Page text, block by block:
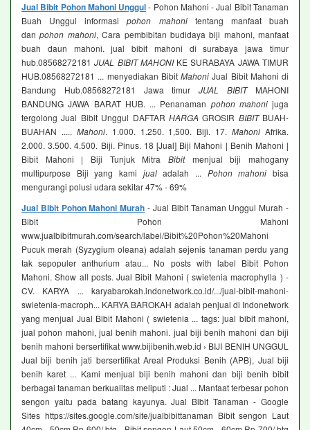
Jual Bibit Pohon Mahoni Unggul- Pohon Mahoni - Jual Bibit Tanaman
Buah Unggul informasipohon mahonitentang manfaat buah
danpohon mahoni, Cara pembibitan budidaya biji mahoni, manfaat
buah daun mahoni. jual bibit mahoni di surabaya jawa timur
hub.08568272181JUAL BIBIT MAHONIKE SURABAYA JAWA TIMUR
HUB.08568272181 ... menyediakan Bibit MahoniJual Bibit Mahoni di
Bandung Hub.08568272181 Jawa timurJUAL BIBITMAHONI
BANDUNG JAWA BARAT HUB. ... Penanaman pohon mahonijuga
tergolong Jual Bibit Unggul DAFTAR HARGA GROSIR BIBITBUAH-
BUAHAN ..... Mahoni. 1.000. 1.250. 1,500. Biji. 17.Mahoni Afrika.
2.000. 3.500. 4.500. Biji. Pinus. 18 [Jual] Biji Mahoni | Benih Mahoni |
Bibit Mahoni | Biji Tunjuk Mitra Bibitmenjual biji mahogany
multipurpose Biji yang kami jualadalah ... Pohon mahoni bisa
mengurangi polusi udara sekitar 47% - 69%
Jual Bibit Pohon Mahoni Murah - Jual Bibit Tanaman Unggul Murah -
Bibit Pohon Mahoni
www.jualbibitmurah.com/search/label/Bibit%20Pohon%20Mahoni
Pucuk merah (Syzygium oleana) adalah sejenis tanaman perdu yang
tak sepopuler anthurium atau... No posts with label Bibit Pohon
Mahoni. Show all posts. Jual Bibit Mahoni ( swietenia macrophylla ) -
CV. KARYA ... karyabarokah.indonetwork.co.id/.../jual-bibit-mahoni-
swietenia-macroph... KARYA BAROKAH adalah penjual di Indonetwork
yang menjual Jual Bibit Mahoni ( swietenia ... tags: jual bibit mahoni,
jual pohon mahoni, jual benih mahoni. jual biji benih mahoni dan biji
benih mahoni bersertifikat www.bijibenih.web.id › BIJI BENIH UNGGUL
Jual biji benih jati bersertifikat Areal Produksi Benih (APB), Jual biji
benih karet ... Kami menjual biji benih mahoni dan biji benih bibit
berbagai tanaman berkualitas meliputi : Jual ... Manfaat terbesar pohon
sengon yaitu pada batang kayunya. Jual Bibit Tanaman - Google
Sites https://sites.google.com/site/jualbibittanaman Bibit sengon Laut